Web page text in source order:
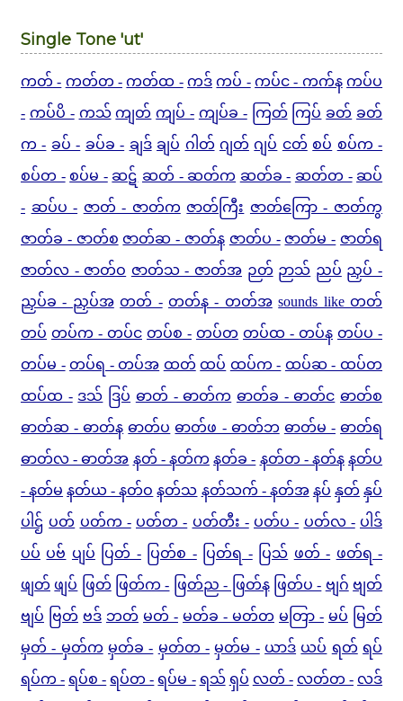
Single Tone 'ut'
ကတ် - ကတ်တ - ကတ်ထ - ကဒ် ကပ် - ကပ်င - ကက်န ကပ်ပ
- ကပ်ပိ - ကသ် ကျတ် ကျပ် - ကျပ်ခ - ကြတ် ကြပ် ခတ် ခတ်
က - ခပ် - ခပ်ခ - ချဒ် ချပ် ဂါတ် ဂျတ် ဂျပ် ငတ် စပ် စပ်က -
စပ်တ - စပ်မ - ဆဋ် ဆတ် - ဆတ်က ဆတ်ခ - ဆတ်တ - ဆပ်
- ဆပ်ပ - ဇာတ် - ဇာတ်က ဇာတ်ကြီး ဇာတ်ကြော - ဇာတ်ကွ
ဇာတ်ခ - ဇာတ်စ ဇာတ်ဆ - ဇာတ်န ဇာတ်ပ - ဇာတ်မ - ဇာတ်ရ
ဇာတ်လ - ဇာတ်ဝ ဇာတ်သ - ဇာတ်အ ဉတ် ဉာသ် ညပ် ညှပ် -
ညှပ်ခ - ညှပ်အ တတ် - တတ်န - တတ်အ sounds like တတ်
တပ် တပ်က - တပ်င တပ်စ - တပ်တ တပ်ထ - တပ်န တပ်ပ -
တပ်မ - တပ်ရ - တပ်အ ထတ် ထပ် ထပ်က - ထပ်ဆ - ထပ်တ
ထပ်ထ - ဒသ် ဒြပ် ဓာတ် - ဓာတ်က ဓာတ်ခ - ဓာတ်င ဓာတ်စ
ဓာတ်ဆ - ဓာတ်န ဓာတ်ပ ဓာတ်ဖ - ဓာတ်ဘ ဓာတ်မ - ဓာတ်ရ
ဓာတ်လ - ဓာတ်အ နတ် - နတ်က နတ်ခ - နတ်တ - နတ်န နတ်ပ
- နတ်မ နတ်ယ - နတ်ဝ နတ်သ နတ်သက် - နတ်အ နပ် နှတ် နှပ်
ပါဌ် ပတ် ပတ်က - ပတ်တ - ပတ်တီး - ပတ်ပ - ပတ်လ - ပါဒ်
ပပ် ပဗ် ပျပ် ပြတ် - ပြတ်စ - ပြတ်ရ - ပြသ် ဖတ် - ဖတ်ရ -
ဖျတ် ဖျပ် ဖြတ် ဖြတ်က - ဖြတ်ည - ဖြတ်န ဖြတ်ပ - ဗျဂ် ဗျတ်
ဗျပ် ဗြတ် ဗဒ် ဘတ် မတ် - မတ်ခ - မတ်တ မတြာ - မပ် မြတ်
မှတ် - မှတ်က မှတ်ခ - မှတ်တ - မှတ်မ - ယာဒ် ယပ် ရတ် ရပ်
ရပ်က - ရပ်စ - ရပ်တ - ရပ်မ - ရသ် ရှပ် လတ် - လတ်တ - လဒ်